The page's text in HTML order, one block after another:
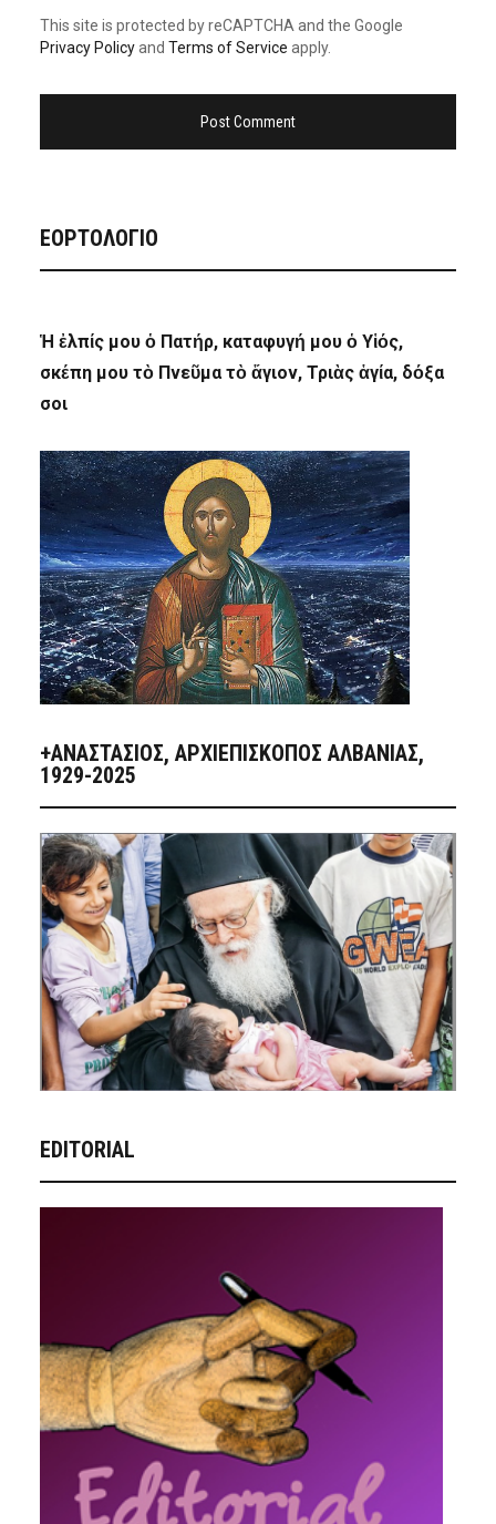
This site is protected by reCAPTCHA and the Google
Privacy Policyand Terms of Service apply.
ΕΟΡΤΟΛΟΓΙΟ
Ἡ ἐλπίς μου ὁ Πατήρ, καταφυγή μου ὁ Υἱός,
σκέπη μου τὸ Πνεῦμα τὸ ἅγιον, Τριὰς ἁγία, δόξα
σοι
+ΑΝΑΣΤΆΣΙΟΣ, ΑΡΧΙΕΠΊΣΚΟΠΟΣ ΑΛΒΑΝΊΑΣ,
1929-2025
EDITORIAL